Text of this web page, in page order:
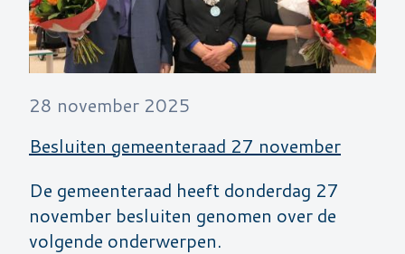
28 november 2025
Besluiten gemeenteraad 27 november
De gemeenteraad heeft donderdag 27
november besluiten genomen over de
volgende onderwerpen.